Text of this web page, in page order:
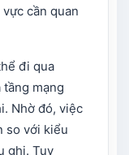
cần quan
đi qua
mạng
Nhờ đó, việc
so với kiểu
ghi. Tuy